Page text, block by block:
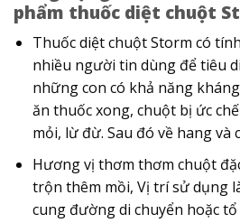
phẩm thuốc diệt chuột
Thuốc diệt chuột Storm có
nhiều người tin dùng để tiêu
những con có khả năng
ăn thuốc xong, chuột bị ức
mỏi, lừ đừ. Sau đó về hang và
Hương vị thơm thơm chuột
trộn thêm mồi, Vị trí sử dụng
cung đường di chuyển hoặc